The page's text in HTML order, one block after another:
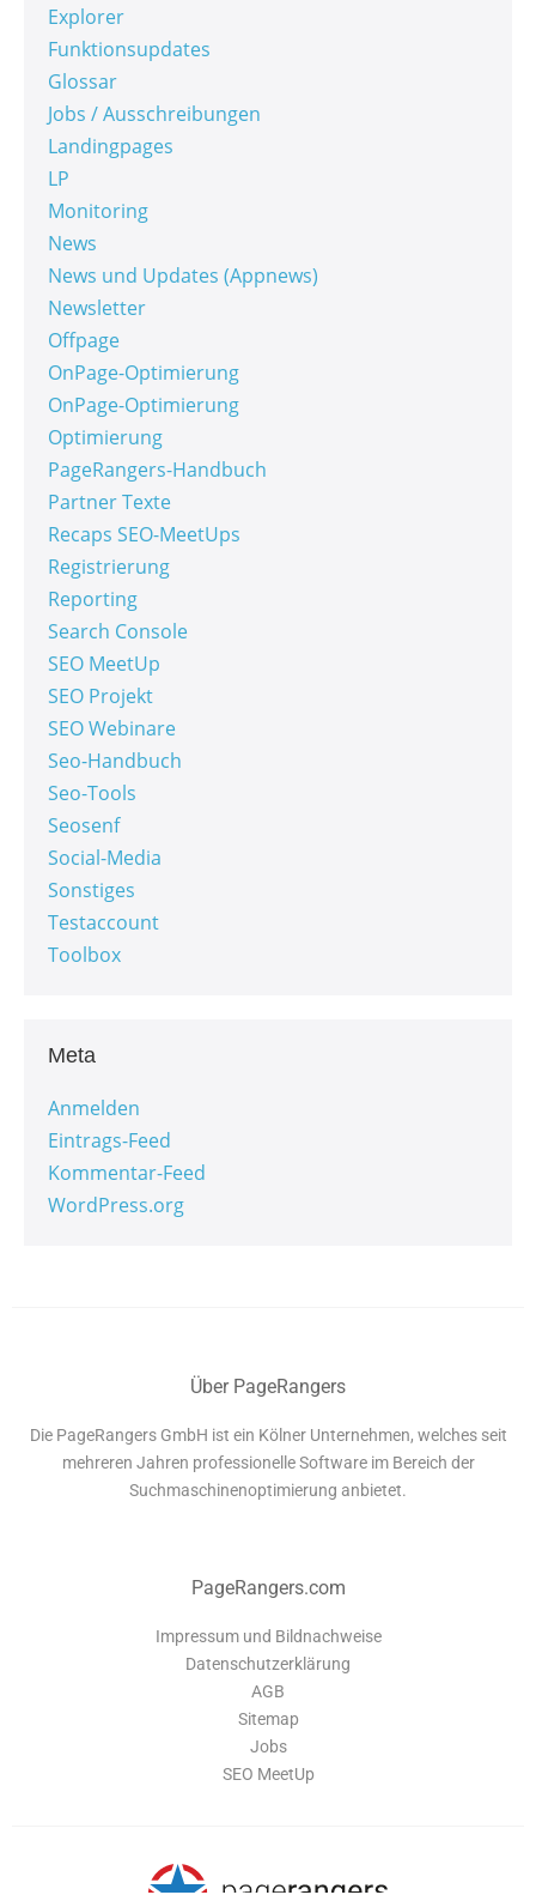
Explorer
Funktionsupdates
Glossar
Jobs / Ausschreibungen
Landingpages
LP
Monitoring
News
News und Updates (Appnews)
Newsletter
Offpage
OnPage-Optimierung
OnPage-Optimierung
Optimierung
PageRangers-Handbuch
Partner Texte
Recaps SEO-MeetUps
Registrierung
Reporting
Search Console
SEO MeetUp
SEO Projekt
SEO Webinare
Seo-Handbuch
Seo-Tools
Seosenf
Social-Media
Sonstiges
Testaccount
Toolbox
Meta
Anmelden
Eintrags-Feed
Kommentar-Feed
WordPress.org
Über PageRangers
Die PageRangers GmbH ist ein Kölner Unternehmen, welches seit
mehreren Jahren professionelle Software im Bereich der
Suchmaschinenoptimierung anbietet.
PageRangers.com
Impressum und Bildnachweise
Datenschutzerklärung
AGB
Sitemap
Jobs
SEO MeetUp